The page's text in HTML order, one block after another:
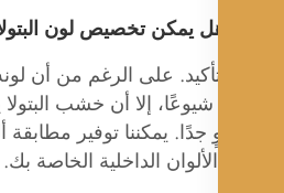
تخصيص لون البتولا؟
على الرغم من أن لونه
شيوعًا، إلا أن خشب البتولا
جدًا. يمكننا توفير مطابقة ألوان
الداخلية الخاصة بك.